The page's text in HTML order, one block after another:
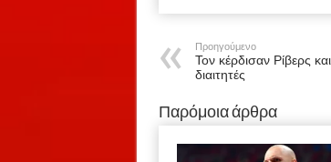
Προηγούμενο
Τον κέρδισαν Ρίβερς και
διαιτητές
Παρόμοια άρθρα